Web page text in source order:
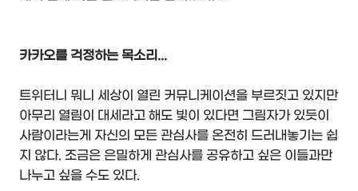
카카오를 걱정하는 목소리...
트위터니 뭐니 세상이 열린 커뮤니케이션을 부르짓고 있지만
아무리 열림이 대세라고 해도 빛이 있다면 그림자가 있듯이
사람이라는게 자신의 모든 관심사를 온전히 드러내놓기는 쉽
지 않다. 조금은 은밀하게 관심사를 공유하고 싶은 이들과만
나누고 싶을 수도 있다.